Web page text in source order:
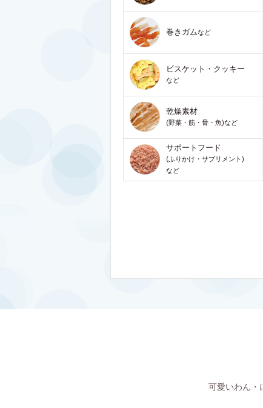
巻きガムなど
ビスケット・クッキー
など
乾燥素材
(野菜・筋・骨・魚)など
サポートフード
(ふりかけ・サプリメント)
など
可愛いわん・